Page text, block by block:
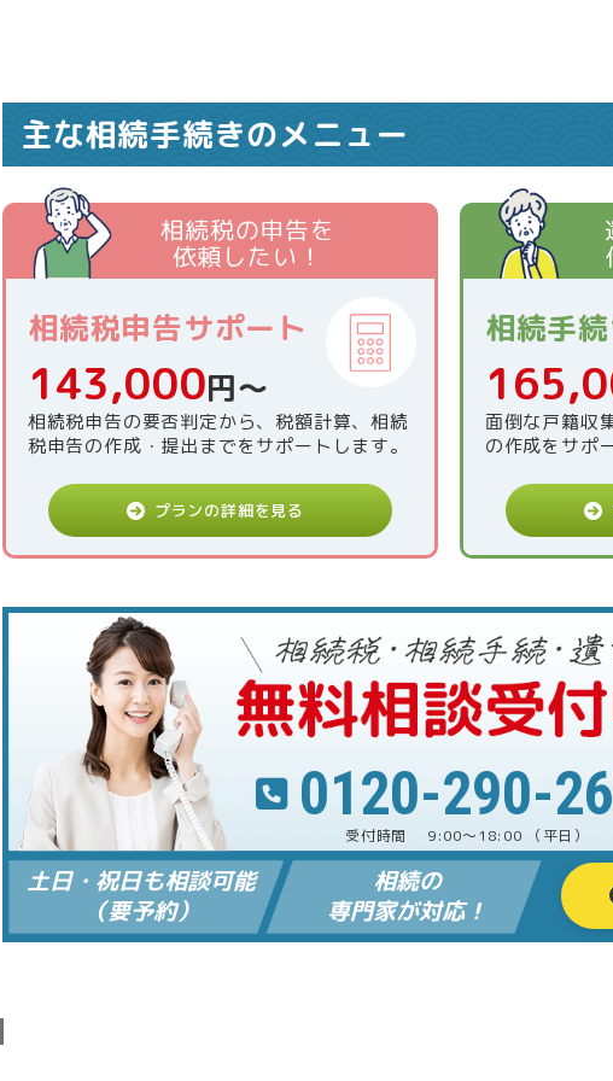
主な相続手続きのメニュー
相続税の申告を
依頼したい！
相続税申告サポート
143,000円〜
相続税申告の要否判定から、税額計算、相続
税申告の作成・提出までをサポートします。
プランの詳細を見る
相続手
面倒な戸籍収
の作成をサポ
0120-290-
9:00～18:00 （平日）
土日・祝日も相談可能
（要予約）
相続の
専門家が対応！